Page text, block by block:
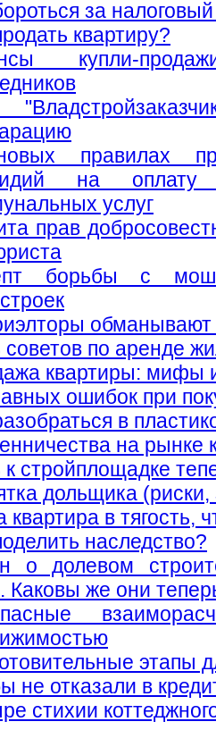
за
квартиру?
купли-
правилах
на
услуг
прав
борьбы с
обманывают
советов по аренде
квартиры: мифы
ошибок при
в
на рынке
к стройплощадке
дольщика (риски,
квартира в тягость,
наследство?
о долевом
Каковы же они
этапы
не отказали в
стихии